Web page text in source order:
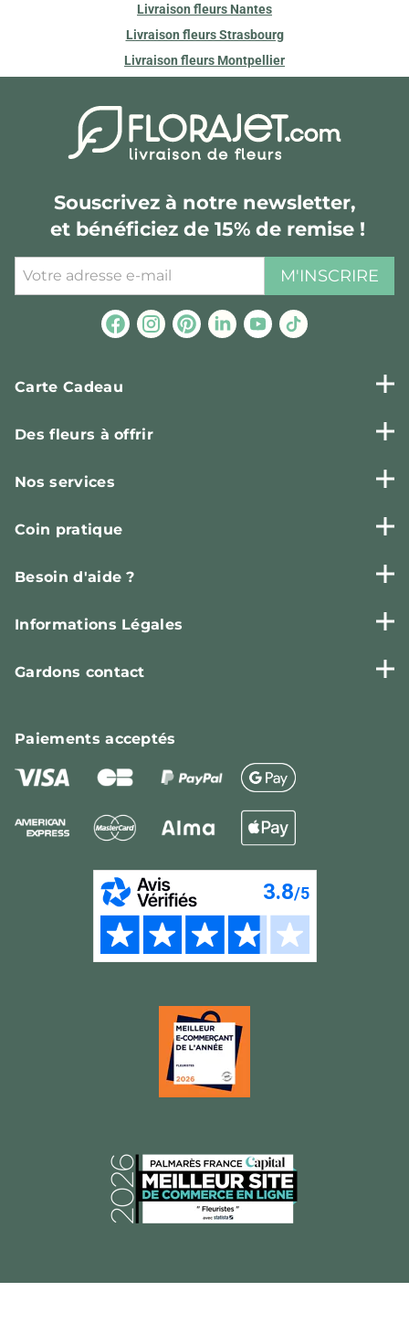
Livraison fleurs Nantes
Livraison fleurs Strasbourg
Livraison fleurs Montpellier
Souscrivez à notre newsletter,
et bénéficiez de 15% de remise !
M'INSCRIRE
Carte Cadeau
Des fleurs à offrir
Nos services
Coin pratique
Besoin d'aide ?
Informations Légales
Gardons contact
Paiementsacceptés